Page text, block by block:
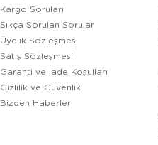
Kargo Soruları
Sıkça Sorulan Sorular
Üyelik Sözleşmesi
Satış Sözleşmesi
Garanti ve İade Koşulları
Gizlilik ve Güvenlik
Bizden Haberler